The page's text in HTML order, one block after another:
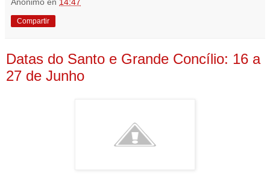
Compartir
Datas do Santo e Grande Concílio: 16 a
27 de Junho